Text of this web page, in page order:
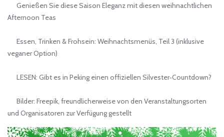
Genießen Sie diese Saison Eleganz mit diesen weihnachtlichen
Afternoon Teas
Essen, Trinken & Frohsein: Weihnachtsmenüs, Teil 3 (inklusive
veganer Option)
LESEN: Gibt es in Peking einen offiziellen Silvester‑Countdown?
Bilder: Freepik, freundlicherweise von den Veranstaltungsorten
und Organisatoren zur Verfügung gestellt